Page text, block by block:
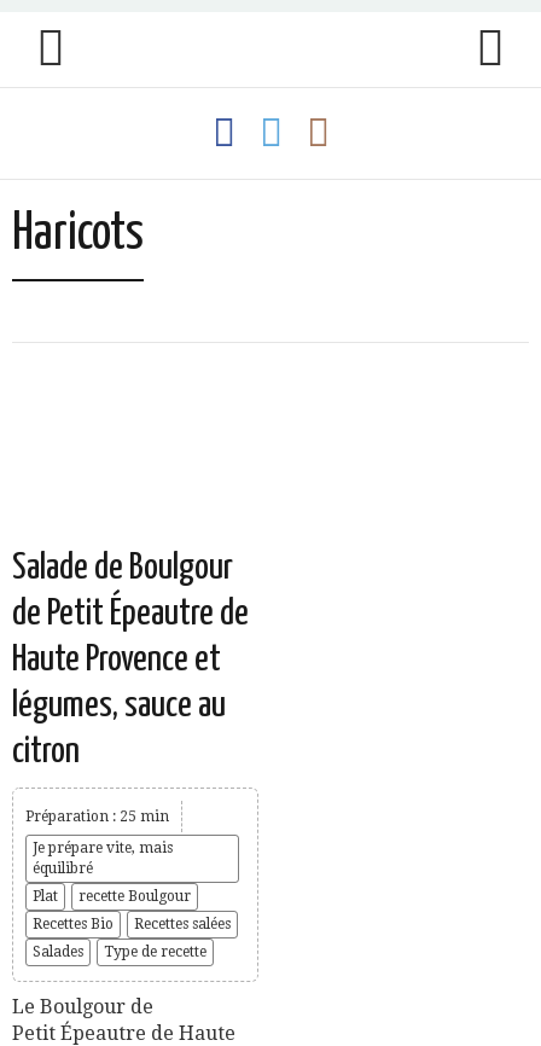
Haricots
Salade de Boulgour
de Petit Épeautre de
Haute Provence et
légumes, sauce au
citron
Préparation : 25 min
Je prépare vite, mais
équilibré
Plat
recette Boulgour
Recettes Bio
Recettes salées
Salades
Type de recette
Le Boulgour de
Petit Épeautre de Haute